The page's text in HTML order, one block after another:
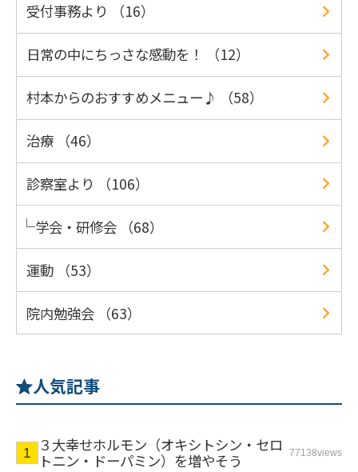
受付事務より （16）
日常の中にちっさな感動を！ （12）
村本からのおすすめメニュー♪ （58）
治療 （46）
診察室より （106）
学会・研修会 （68）
運動 （53）
院内勉強会 （63）
人気記事
３大幸せホルモン（オキシトシン・セロ
トニン・ドーパミン）を増やそう
77138views